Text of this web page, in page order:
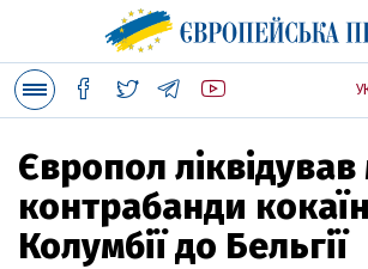
Європол
контрабанди
Колумбії до Бельгії